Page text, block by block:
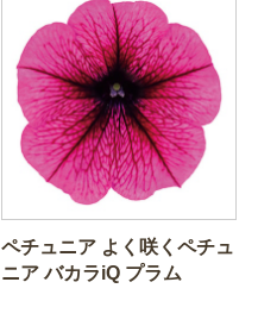
ペチュニア よく咲くペチュ
ニア バカラiQ プラム